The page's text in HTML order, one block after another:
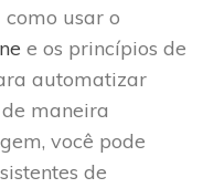
usar o
e os princípios de
automatizar
maneira
você pode
de